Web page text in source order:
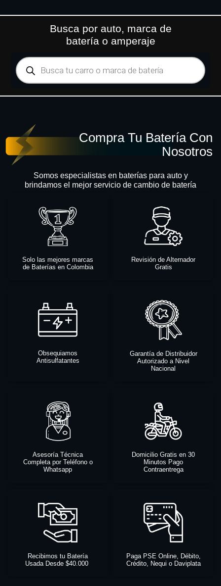
Busca por auto, marca de
batería o amperaje
Compra Tu Batería Con
Nosotros
Somos especialistas en baterías para auto y
brindamos el mejor servicio de cambio de batería
Solo las mejores marcas
de Baterías en Colombia
Revisión de Alternador
Gratis
Obsequiamos
Antisulfatantes
Garantía de Distribuidor
Autorizado a Nivel
Nacional
Asesoría Técnica
Completa por Teléfono o
Whatsapp
Domicilio Gratis en 30
Minutos Pago
Contraentrega
Recibimos tu Batería
Usada Desde $40.000
Paga PSE Online, Débito,
Crédito, Nequi o Daviplata